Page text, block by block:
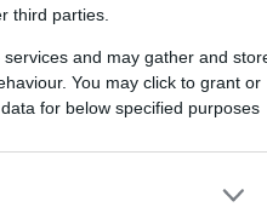
third parties.
and may gather and
You may click to grant or
for below specified purposes